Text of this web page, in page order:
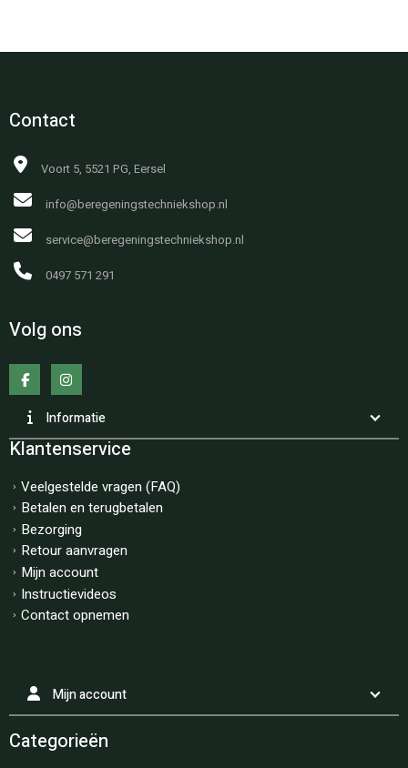
Contact
Voort 5, 5521 PG, Eersel
info@beregeningstechniekshop.nl
service@beregeningstechniekshop.nl
0497 571 291
Volg ons
Informatie
Klantenservice
Veelgestelde vragen (FAQ)
Betalen en terugbetalen
Bezorging
Retour aanvragen
Mijn account
Instructievideos
Contact opnemen
Mijn account
Categorieën